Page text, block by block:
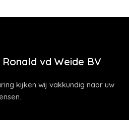
vd Weide BV
kijken wij vakkundig naar uw